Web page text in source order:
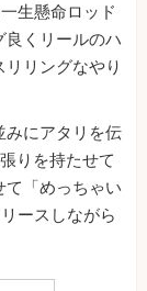
生懸命ロッド
良くリールのハ
リングなやり
みにアタリを伝
りを持たせて
て「めっちゃい
ースしながら